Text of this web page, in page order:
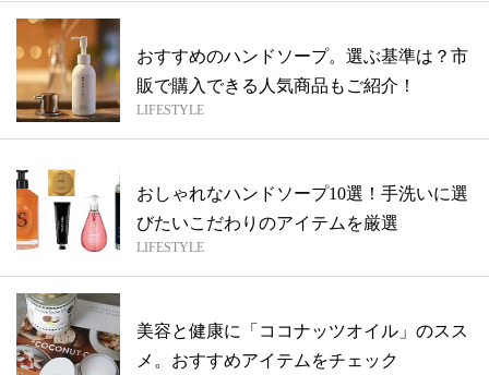
おすすめのハンドソープ。選ぶ基準は？市
販で購入できる人気商品もご紹介！
LIFESTYLE
おしゃれなハンドソープ10選！手洗いに選
びたいこだわりのアイテムを厳選
LIFESTYLE
美容と健康に「ココナッツオイル」のスス
メ。おすすめアイテムをチェック